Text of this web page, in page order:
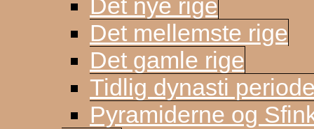
Det nye rige
Det mellemste rige
Det gamle rige
Tidlig dynasti
Pyramiderne og